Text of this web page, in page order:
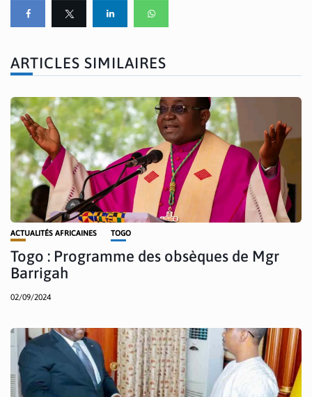
ARTICLES SIMILAIRES
ACTUALITÉS AFRICAINES TOGO
Togo : Programme des obsèques de Mgr
Barrigah
02/09/2024